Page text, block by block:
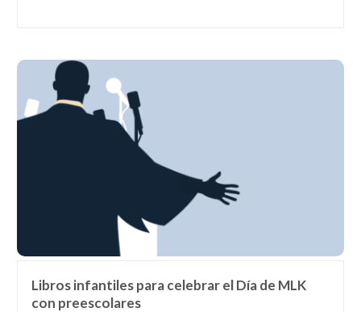
Libros infantiles para celebrar el Día de MLK
con preescolares